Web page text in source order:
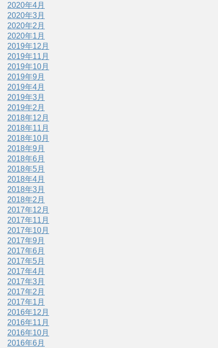
2020年4月
2020年3月
2020年2月
2020年1月
2019年12月
2019年11月
2019年10月
2019年9月
2019年4月
2019年3月
2019年2月
2018年12月
2018年11月
2018年10月
2018年9月
2018年6月
2018年5月
2018年4月
2018年3月
2018年2月
2017年12月
2017年11月
2017年10月
2017年9月
2017年6月
2017年5月
2017年4月
2017年3月
2017年2月
2017年1月
2016年12月
2016年11月
2016年10月
2016年6月